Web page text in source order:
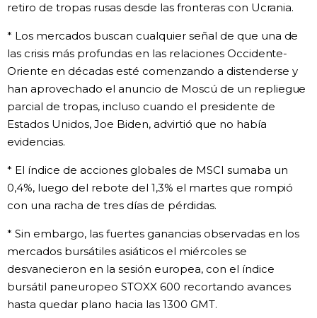
Blog
Tokio
Avisos
retiro de tropas rusas desde las fronteras con Ucrania.
* Los mercados buscan cualquier señal de que una de
las crisis más profundas en las relaciones Occidente-
Oriente en décadas esté comenzando a distenderse y
han aprovechado el anuncio de Moscú de un repliegue
parcial de tropas, incluso cuando el presidente de
Estados Unidos, Joe Biden, advirtió que no había
evidencias.
* El índice de acciones globales de MSCI sumaba un
0,4%, luego del rebote del 1,3% el martes que rompió
con una racha de tres días de pérdidas.
* Sin embargo, las fuertes ganancias observadas en los
mercados bursátiles asiáticos el miércoles se
desvanecieron en la sesión europea, con el índice
bursátil paneuropeo STOXX 600 recortando avances
hasta quedar plano hacia las 1300 GMT.